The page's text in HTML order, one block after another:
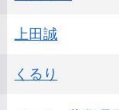
上田誠
くるり